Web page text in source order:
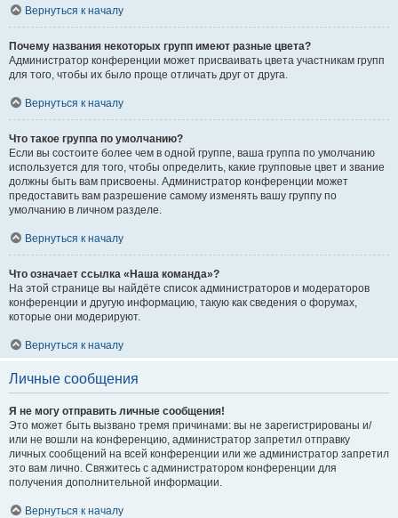
Вернуться к началу
Почему названия некоторых групп имеют разные цвета?
Администратор конференции может присваивать цвета участникам групп
для того, чтобы их было проще отличать друг от друга.
Вернуться к началу
Что такое группа по умолчанию?
Если вы состоите более чем в одной группе, ваша группа по умолчанию
используется для того, чтобы определить, какие групповые цвет и звание
должны быть вам присвоены. Администратор конференции может
предоставить вам разрешение самому изменять вашу группу по
умолчанию в личном разделе.
Вернуться к началу
Что означает ссылка «Наша команда»?
На этой странице вы найдёте список администраторов и модераторов
конференции и другую информацию, такую как сведения о форумах,
которые они модерируют.
Вернуться к началу
Личные сообщения
Я не могу отправить личные сообщения!
Это может быть вызвано тремя причинами: вы не зарегистрированы и/
или не вошли на конференцию, администратор запретил отправку
личных сообщений на всей конференции или же администратор запретил
это вам лично. Свяжитесь с администратором конференции для
получения дополнительной информации.
Вернуться к началу